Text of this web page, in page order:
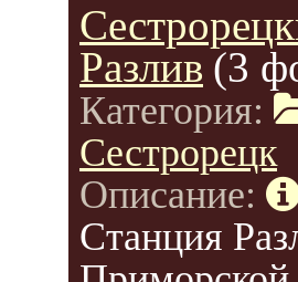
Разлив (3
Категория:
Сестрорецк
Описание:
Станция